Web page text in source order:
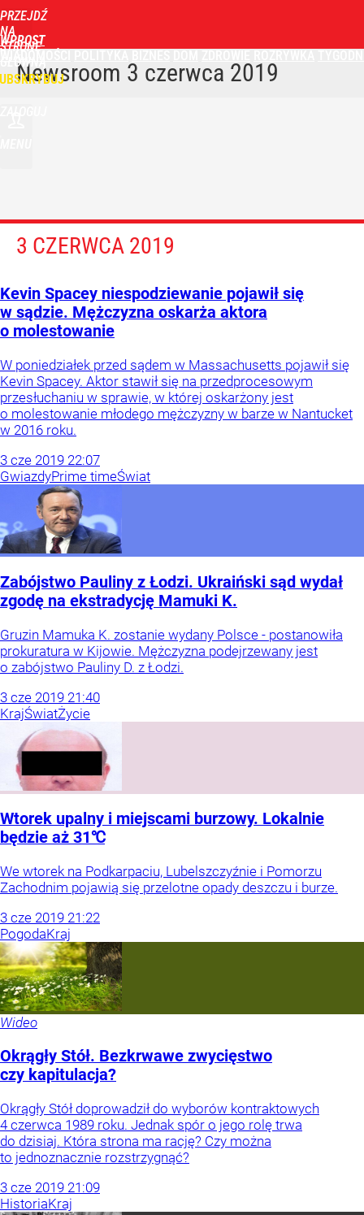
PRZEJDŹ
NA
STRONĘ
GŁÓWNĄ
WPROST
Newsroom 3 czerwca 2019
3 CZERWCA 2019
Kevin Spacey niespodziewanie pojawił się
w sądzie. Mężczyzna oskarża aktora
o molestowanie
W poniedziałek przed sądem w Massachusetts pojawił się
Kevin Spacey. Aktor stawił się na przedprocesowym
przesłuchaniu w sprawie, w której oskarżony jest
o molestowanie młodego mężczyzny w barze w Nantucket
w 2016 roku.
3 cze 2019 22:07
GwiazdyPrime timeŚwiat
Zabójstwo Pauliny z Łodzi. Ukraiński sąd wydał
zgodę na ekstradycję Mamuki K.
Gruzin Mamuka K. zostanie wydany Polsce - postanowiła
prokuratura w Kijowie. Mężczyzna podejrzewany jest
o zabójstwo Pauliny D. z Łodzi.
3 cze 2019 21:40
KrajŚwiatŻycie
Wtorek upalny i miejscami burzowy. Lokalnie
będzie aż 31℃
We wtorek na Podkarpaciu, Lubelszczyźnie i Pomorzu
Zachodnim pojawią się przelotne opady deszczu i burze.
3 cze 2019 21:22
PogodaKraj
Wideo
Okrągły Stół. Bezkrwawe zwycięstwo
czy kapitulacja?
Okrągły Stół doprowadził do wyborów kontraktowych
4 czerwca 1989 roku. Jednak spór o jego rolę trwa
do dzisiaj. Która strona ma rację? Czy można
to jednoznacznie rozstrzygnąć?
3 cze 2019 21:09
HistoriaKraj